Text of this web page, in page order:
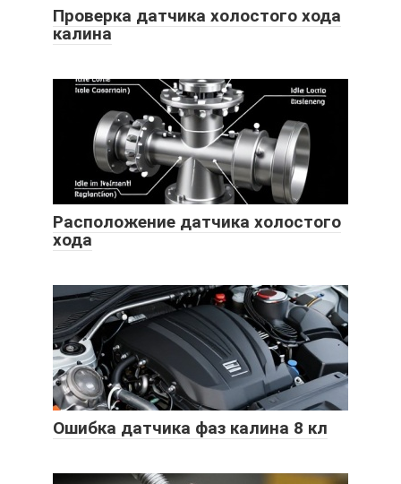
Проверка датчика холостого хода
калина
Расположение датчика холостого
хода
Ошибка датчика фаз калина 8 кл